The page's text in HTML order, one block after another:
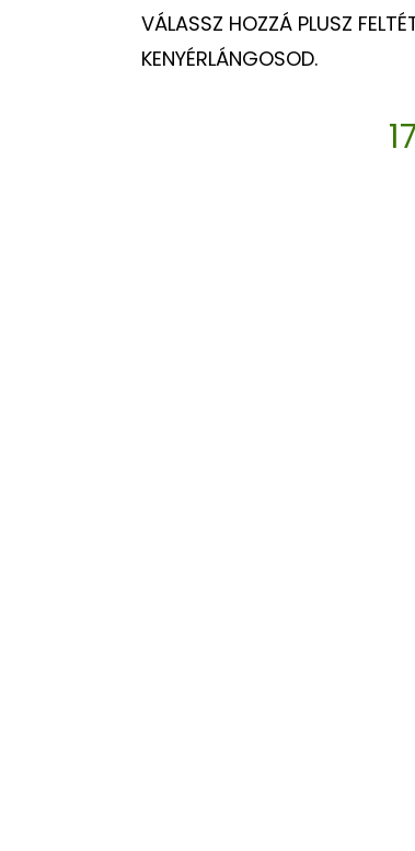
VÁLASSZ HOZZÁ PLUSZ
KENYÉRLÁNGOSOD.